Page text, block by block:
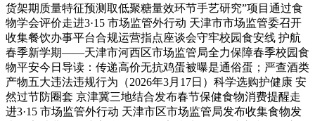
货架期质量特征预测取低聚糖量效环节手艺研究”项目通过食
物学会评价走进3·15 市场监管外行动 天津市市场监管委召开
收集餐饮办事平台合规运营指点座谈会守牢校园食安线 护航
春季新学期——天津市河西区市场监管局全力保障春季校园食
物平安今日导读：传递高价无抗鸡蛋被曝是通俗蛋；严查酒类
产物五大违法违规行为（2026年3月17日）科学选购护健康 安
然过节防圈套 京津冀三地结合发布春节保健食物消费提醒走
进3·15 市场监管外行动 天津市区市场监管局发布收集食物发